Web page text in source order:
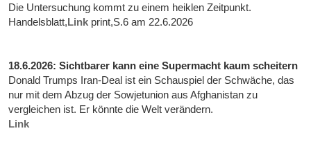
Die Untersuchung kommt zu einem heiklen Zeitpunkt.
Handelsblatt,Link print,S.6 am 22.6.2026
18.6.2026: Sichtbarer kann eine Supermacht kaum scheitern
Donald Trumps Iran-Deal ist ein Schauspiel der Schwäche, das
nur mit dem Abzug der Sowjetunion aus Afghanistan zu
vergleichen ist. Er könnte die Welt verändern.
Link